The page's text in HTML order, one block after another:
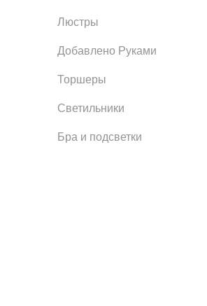
Люстры
Добавлено Руками
Торшеры
Светильники
Бра и подсветки